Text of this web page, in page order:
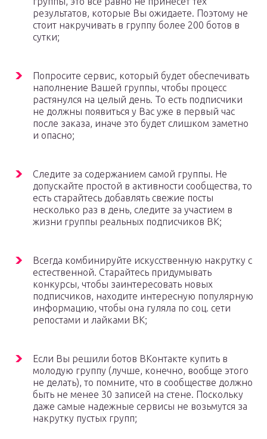
результатов, которые Вы ожидаете. Поэтому не
стоит накручивать в группу более 200 ботов в
сутки;
Попросите сервис, который будет обеспечивать
наполнение Вашей группы, чтобы процесс
растянулся на целый день. То есть подписчики
не должны появиться у Вас уже в первый час
после заказа, иначе это будет слишком заметно
и опасно;
Следите за содержанием самой группы. Не
допускайте простой в активности сообщества, то
есть старайтесь добавлять свежие посты
несколько раз в день, следите за участием в
жизни группы реальных подписчиков ВК;
Всегда комбинируйте искусственную накрутку с
естественной. Старайтесь придумывать
конкурсы, чтобы заинтересовать новых
подписчиков, находите интересную популярную
информацию, чтобы она гуляла по соц. сети
репостами и лайками ВК;
Если Вы решили ботов ВКонтакте купить в
молодую группу (лучше, конечно, вообще этого
не делать), то помните, что в сообществе должно
быть не менее 30 записей на стене. Поскольку
даже самые надежные сервисы не возьмутся за
накрутку пустых групп;